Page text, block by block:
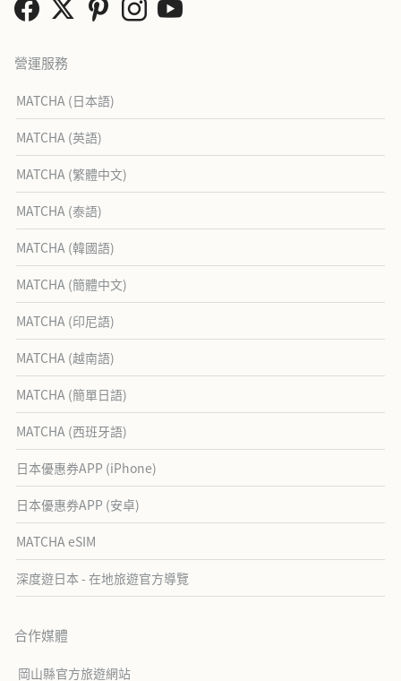
營運服務
MATCHA (日本語)
MATCHA (英語)
MATCHA (繁體中文)
MATCHA (泰語)
MATCHA (韓國語)
MATCHA (簡體中文)
MATCHA (印尼語)
MATCHA (越南語)
MATCHA (簡單日語)
MATCHA (西班牙語)
日本優惠券APP (iPhone)
日本優惠券APP (安卓)
MATCHA eSIM
深度遊日本 - 在地旅遊官方導覽
合作媒體
岡山縣官方旅遊網站